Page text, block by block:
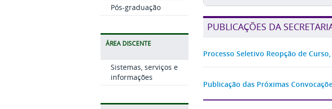
Pós-graduação
ÁREA DISCENTE
Sistemas, serviços e
informações
PUBLICAÇÕES DA
Processo Seletivo Reopção de
Publicação das Próximas